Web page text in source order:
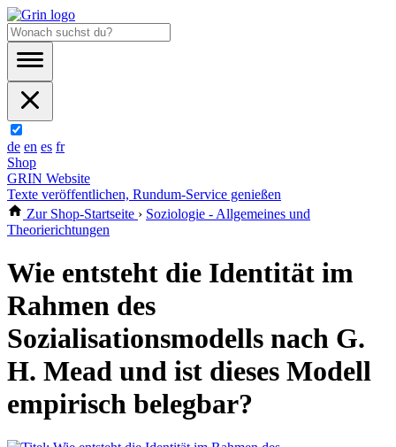
de en es fr
Shop
GRIN Website
Texte veröffentlichen, Rundum-Service genießen
Zur Shop-Startseite › Soziologie - Allgemeines und
Theorierichtungen
Wie entsteht die Identität im
Rahmen des
Sozialisationsmodells nach G.
H. Mead und ist dieses Modell
empirisch belegbar?